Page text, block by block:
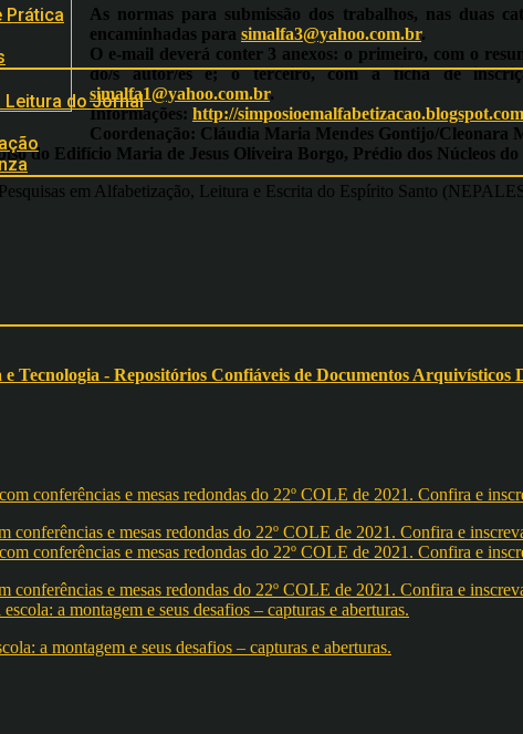
Prática
Leitura do Jornal
As normas para submissão dos trabalhos, nas duas
encaminhadas para simalfa3@yahoo.com.br.
O e-mail deverá conter 3 anexos: o primeiro, com o
do/s autor/es e; o terceiro, com a ficha de
simalfa1@yahoo.com.br.
Informações: http://
Coordenação: Cláudia Maria Mendes Gontijo/Cleonara
do Edifício Maria de Jesus Oliveira Borgo, Prédio dos Núcleos
em Alfabetização, Leitura e Escrita do Espírito Santo
- Repositórios Confiáveis de Documentos Arquivísticos
conferências e mesas redondas do 22º COLE de 2021. Confira e
conferências e mesas redondas do 22º COLE de 2021. Confira e
a montagem e seus desafios – capturas e aberturas.